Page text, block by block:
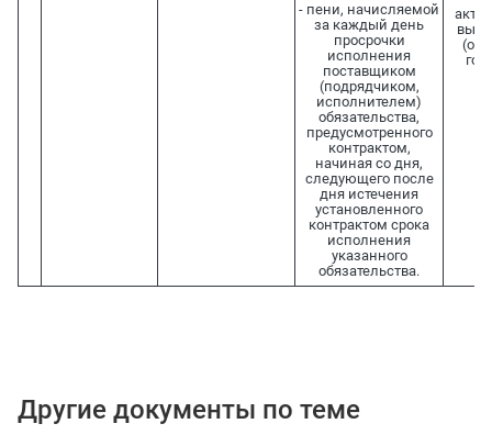
- пени, начисляемой
за каждый день
просрочки
исполнения
поставщиком
(подрядчиком,
исполнителем)
обязательства,
предусмотренного
контрактом,
начиная со дня,
следующего после
дня истечения
установленного
контрактом срока
исполнения
указанного
обязательства.
акты
Другие документы по теме